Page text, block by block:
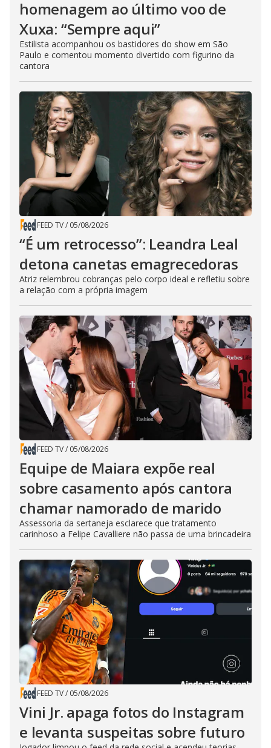
homenagem ao último voo de
Xuxa: “Sempre aqui”
Estilista acompanhou os bastidores do show em São
Paulo e comentou momento divertido com figurino da
cantora
FEED TV/ 05/08/2026
“É um retrocesso”: Leandra Leal
detona canetas emagrecedoras
Atriz relembrou cobranças pelo corpo ideal e refletiu sobre
a relação com a própria imagem
FEED TV/ 05/08/2026
Equipe de Maiara expõe real
sobre casamento após cantora
chamar namorado de marido
Assessoria da sertaneja esclarece que tratamento
carinhoso a Felipe Cavalliere não passa de uma brincadeira
FEED TV/ 05/08/2026
Vini Jr. apaga fotos do Instagram
e levanta suspeitas sobre futuro